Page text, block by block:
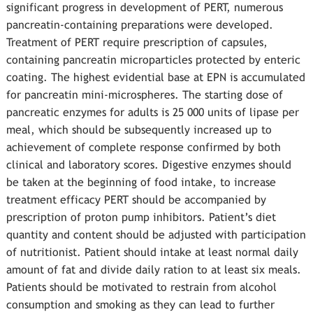
significant progress in development of PERT, numerous
pancreatin-containing preparations were developed.
Treatment of PERT require prescription of capsules,
containing pancreatin microparticles protected by enteric
coating. The highest evidential base at EPN is accumulated
for pancreatin mini-microspheres. The starting dose of
pancreatic enzymes for adults is 25 000 units of lipase per
meal, which should be subsequently increased up to
achievement of complete response confirmed by both
clinical and laboratory scores. Digestive enzymes should
be taken at the beginning of food intake, to increase
treatment efficacy PERT should be accompanied by
prescription of proton pump inhibitors. Patient’s diet
quantity and content should be adjusted with participation
of nutritionist. Patient should intake at least normal daily
amount of fat and divide daily ration to at least six meals.
Patients should be motivated to restrain from alcohol
consumption and smoking as they can lead to further